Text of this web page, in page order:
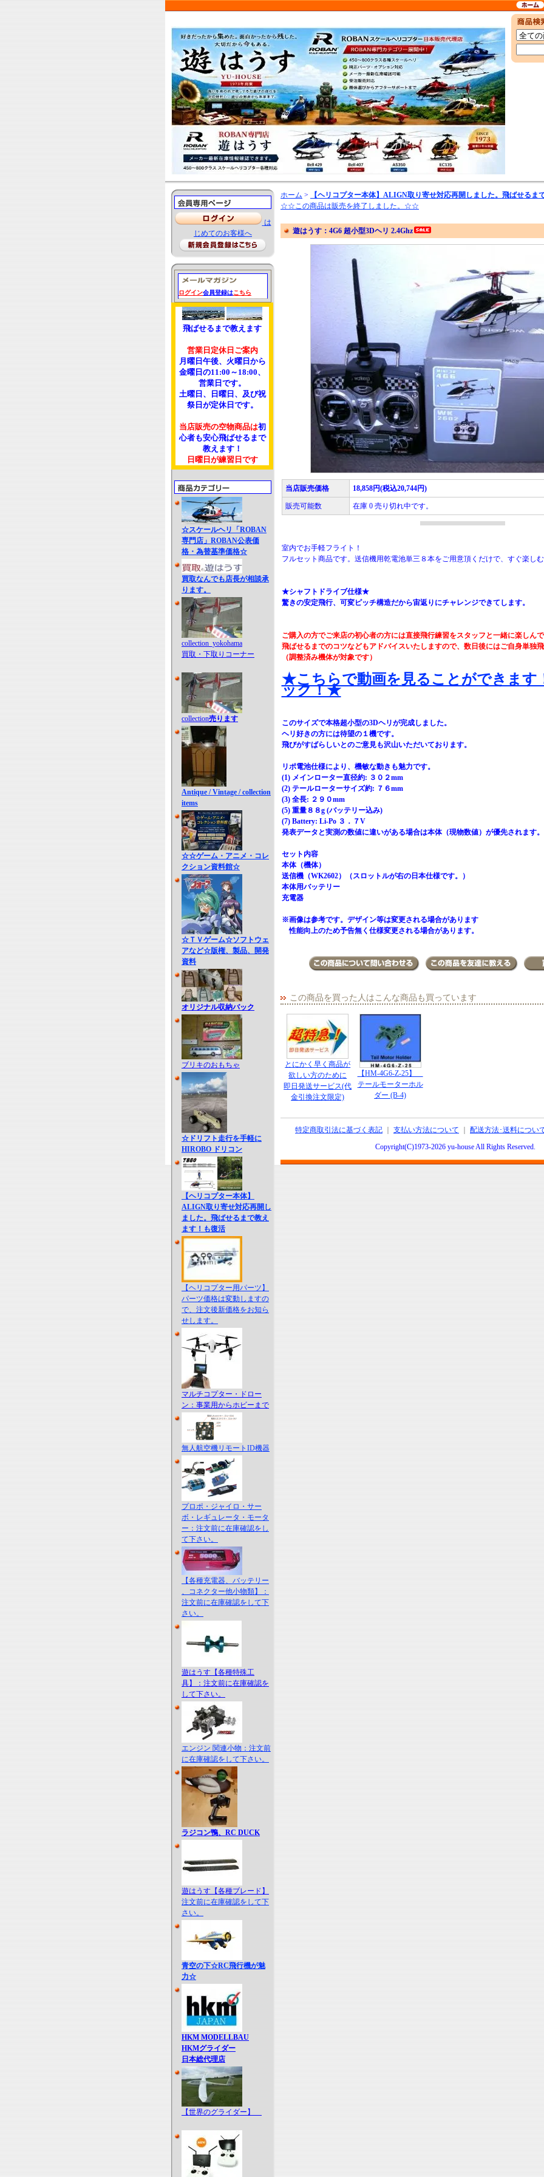
は
じめてのお客様へ
ログイン会員登録はこちら
飛ばせるまで教えます
営業日定休日ご案内
月曜日午後、火曜日から
金曜日の11:00～18:00、
営業日です。
土曜日、日曜日、及び祝
祭日が定休日です。
当店販売の空物商品は初
心者も安心飛ばせるまで
教えます！
日曜日が練習日です
☆スケールヘリ「ROBAN
専門店」ROBAN公表価
格・為替基準価格☆
買取なんでも店長が相談承
ります。
collection_yokohama
買取・下取りコーナー
collection売ります
Antique / Vintage / collection
items
☆☆ゲーム・アニメ・コレ
クション資料館☆
☆ＴＶゲーム☆ソフトウェ
アなど☆版権、製品、開発
資料
オリジナル収納バック
ブリキのおもちゃ
☆ドリフト走行を手軽に
HIROBO ドリコン
【ヘリコプター本体】
ALIGN取り寄せ対応再開し
ました。飛ばせるまで教え
ます！も復活
【ヘリコプター用パーツ】
パーツ価格は変動しますの
で、注文後新価格をお知ら
せします。
マルチコプター・ドロー
ン：事業用からホビーまで
無人航空機リモートID機器
プロポ・ジャイロ・サー
ボ・レギュレータ・モータ
ー：注文前に在庫確認をし
て下さい。
【各種充電器、バッテリー
、コネクター他小物類】：
注文前に在庫確認をして下
さい。
遊はうす【各種特殊工
具】：注文前に在庫確認を
して下さい。
エンジン 関連小物：注文前
に在庫確認をして下さい。
ラジコン鴨、RC DUCK
遊はうす【各種ブレード】
注文前に在庫確認をして下
さい。
青空の下☆RC飛行機が魅
力☆
HKM MODELLBAU
HKMグライダー
日本総代理店
【世界のグライダー】
ホーム > 【ヘリコプター本体】ALIGN取り寄せ対応再開しました。飛ばせるま
☆☆この商品は販売を終了しました。☆☆
遊はうす：4G6 超小型3Dヘリ 2.4Ghz
当店販売価格 18,858円(税込20,744円)
販売可能数 在庫 0 売り切れ中です。
室内でお手軽フライト！
フルセット商品です。送信機用乾電池単三８本をご用意頂くだけで、すぐ楽しむ
★シャフトドライブ仕様★
驚きの安定飛行、可変ピッチ構造だから宙返りにチャレンジできてします。
ご購入の方でご来店の初心者の方には直接飛行練習をスタッフと一緒に楽しんで
飛ばせるまでのコツなどもアドバイスいたしますので、数日後にはご自身単独飛
（調整済み機体が対象です）
★こちらで動画を見ることができます
ック！★
このサイズで本格超小型の3Dヘリが完成しました。
ヘリ好きの方には待望の１機です。
飛びがすばらしいとのご意見も沢山いただいております。
リポ電池仕様により、機敏な動きも魅力です。
(1) メインローター直径約: ３０２mm
(2) テールローターサイズ約: ７６mm
(3) 全長: ２９０mm
(5) 重量８８g (バッテリー込み)
(7) Battery: Li-Po ３．７V
発表データと実測の数値に違いがある場合は本体（現物数値）が優先されます。
セット内容
本体（機体）
送信機（WK2602）（スロットルが右の日本仕様です。）
本体用バッテリー
充電器
※画像は参考です。デザイン等は変更される場合があります
性能向上のため予告無く仕様変更される場合があります。
この商品を買った人はこんな商品も買っています
とにかく早く商品が
欲しい方のために
即日発送サービス(代
金引換注文限定)
【HM-4G6-Z-25】
テールモーターホル
ダー (B-4)
特定商取引法に基づく表記 支払い方法について 配送方法･送料につい
Copyright(C)1973-2026 yu-house All Rights